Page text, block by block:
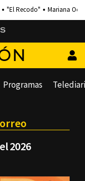
"El Recodo" Mariana
Programas
2026